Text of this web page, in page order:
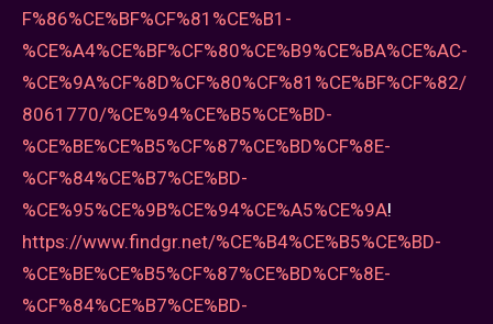
F%86%CE%BF%CF%81%CE%B1-
%CE%A4%CE%BF%CF%80%CE%B9%CE%BA%CE%AC-
%CE%9A%CF%8D%CF%80%CF%81%CE%BF%CF%82/
8061770/%CE%94%CE%B5%CE%BD-
%CE%BE%CE%B5%CF%87%CE%BD%CF%8E-
%CF%84%CE%B7%CE%BD-
%CE%95%CE%9B%CE%94%CE%A5%CE%9A!
https://www.findgr.net/%CE%B4%CE%B5%CE%BD-
%CE%BE%CE%B5%CF%87%CE%BD%CF%8E-
%CF%84%CE%B7%CE%BD-